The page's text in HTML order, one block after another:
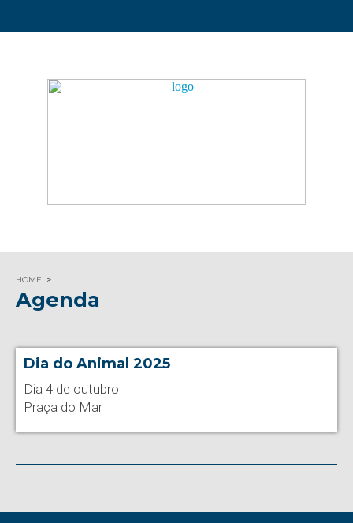
HOME
Agenda
Dia do Animal 2025
Dia 4 de outubro
Praça do Mar